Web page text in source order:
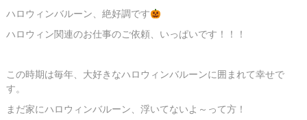
ハロウィンバルーン、絶好調です
ハロウィン関連のお仕事のご依頼、いっぱいです！！！
この時期は毎年、大好きなハロウィンバルーンに囲まれて幸せで
す。
まだ家にハロウィンバルーン、浮いてないよ～って方！